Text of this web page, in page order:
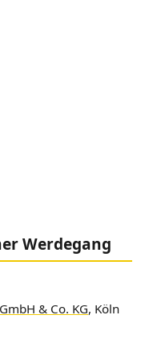
Werdegang
& Co. KG, Köln